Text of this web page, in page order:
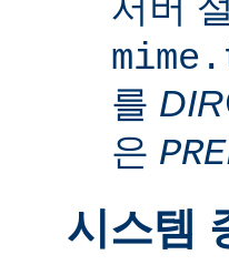
를 DIR
은
시스템